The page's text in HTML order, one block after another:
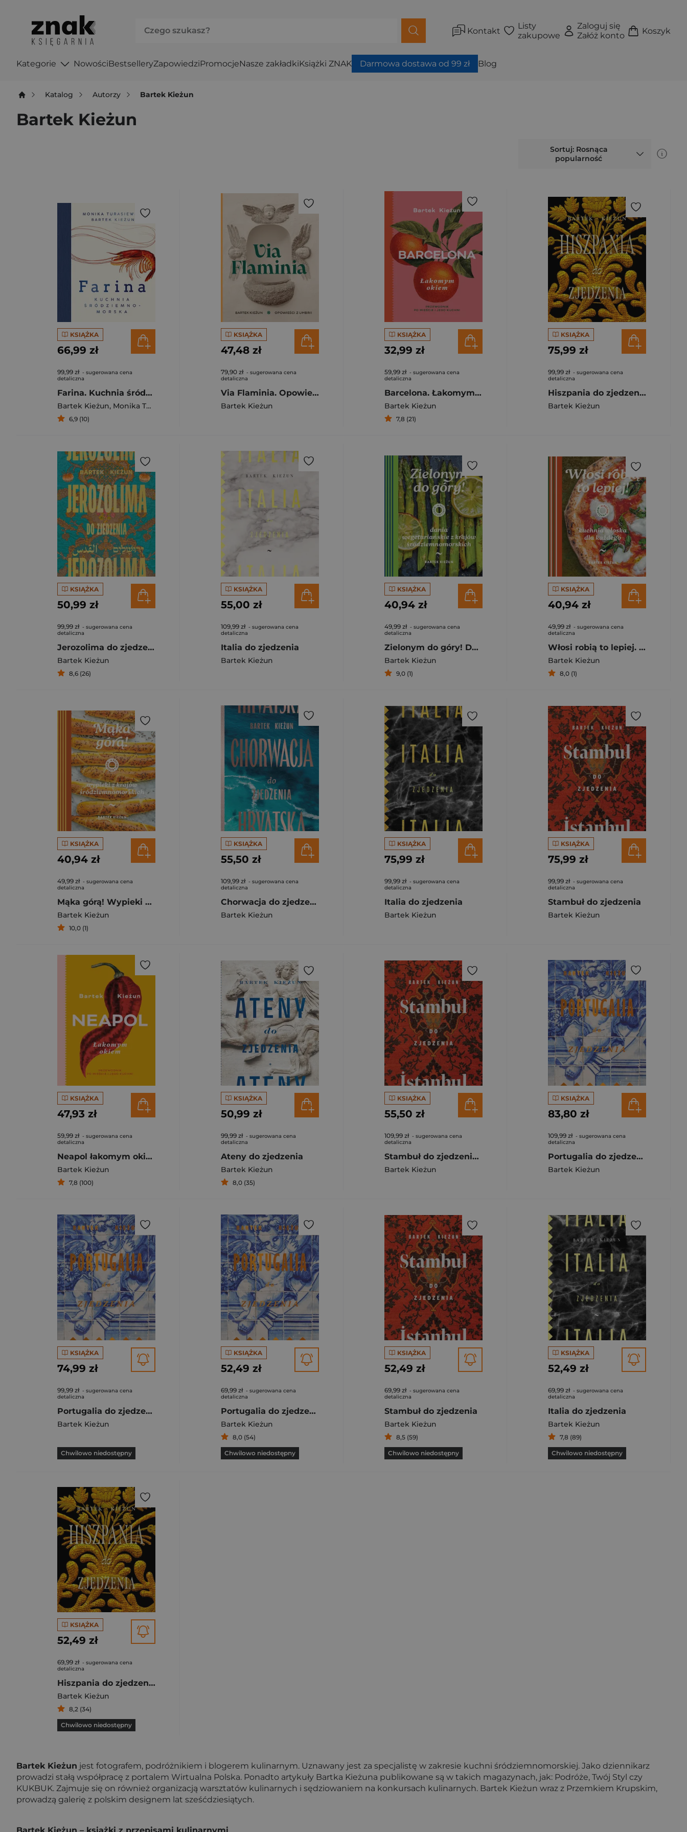
Kontakt
Listy
zakupowe
Zaloguj się
Załóż konto
Koszyk
Kategorie NowościBestselleryZapowiedziPromocjeNasze zakładkiKsiążki ZNAK Darmowa dostawa od 99 zł Blog
Katalog Autorzy Bartek Kieżun
Bartek Kieżun
Sortuj: Rosnąca
popularność
KSIĄŻKA
66,99 zł
99,99 zł - sugerowana cena
detaliczna
Farina. Kuchnia śródziemnomorska
Bartek Kieżun, Monika Turasiewicz Kieżun Bartłomiej
6,9 (10)
KSIĄŻKA
47,48 zł
79,90 zł - sugerowana cena
detaliczna
Via Flaminia. Opowieści z Umbrii
Bartek Kieżun
KSIĄŻKA
32,99 zł
59,99 zł - sugerowana cena
detaliczna
Barcelona. Łakomym okiem. Przewodnik po mieście i jego kuchni
Bartek Kieżun
7,8 (21)
KSIĄŻKA
75,99 zł
99,99 zł - sugerowana cena
detaliczna
Hiszpania do zjedzenia
Bartek Kieżun
KSIĄŻKA
50,99 zł
99,99 zł - sugerowana cena
detaliczna
Jerozolima do zjedzenia
Bartek Kieżun
8,6 (26)
KSIĄŻKA
55,00 zł
109,99 zł - sugerowana cena
detaliczna
Italia do zjedzenia
Bartek Kieżun
KSIĄŻKA
40,94 zł
49,99 zł - sugerowana cena
detaliczna
Zielonym do góry! Dania wegetariańskie z krajów śródziemnomorskich. W kuchni z Kieżunem
Bartek Kieżun
9,0 (1)
KSIĄŻKA
40,94 zł
49,99 zł - sugerowana cena
detaliczna
Włosi robią to lepiej. Kuchnia włoska dla każdego. W kuchni z Kieżunem
Bartek Kieżun
8,0 (1)
KSIĄŻKA
40,94 zł
49,99 zł - sugerowana cena
detaliczna
Mąka górą! Wypieki z krajów śródziemnomorskich. W kuchni z Kieżunem
Bartek Kieżun
10,0 (1)
KSIĄŻKA
55,50 zł
109,99 zł - sugerowana cena
detaliczna
Chorwacja do zjedzenia wyd. 2024
Bartek Kieżun
KSIĄŻKA
75,99 zł
99,99 zł - sugerowana cena
detaliczna
Italia do zjedzenia
Bartek Kieżun
KSIĄŻKA
75,99 zł
99,99 zł - sugerowana cena
detaliczna
Stambuł do zjedzenia
Bartek Kieżun
KSIĄŻKA
47,93 zł
59,99 zł - sugerowana cena
detaliczna
Neapol łakomym okiem. Przewodnik po mieście i jego kuchni
Bartek Kieżun
7,8 (100)
KSIĄŻKA
50,99 zł
99,99 zł - sugerowana cena
detaliczna
Ateny do zjedzenia
Bartek Kieżun
8,0 (35)
KSIĄŻKA
55,50 zł
109,99 zł - sugerowana cena
detaliczna
Stambuł do zjedzenia wyd. 2025
Bartek Kieżun
KSIĄŻKA
83,80 zł
109,99 zł - sugerowana cena
detaliczna
Portugalia do zjedzenia wyd.3
Bartek Kieżun
KSIĄŻKA
74,99 zł
99,99 zł - sugerowana cena
detaliczna
Portugalia do zjedzenia
Bartek Kieżun
Chwilowo niedostępny
KSIĄŻKA
52,49 zł
69,99 zł - sugerowana cena
detaliczna
Portugalia do zjedzenia
Bartek Kieżun
8,0 (54)
Chwilowo niedostępny
KSIĄŻKA
52,49 zł
69,99 zł - sugerowana cena
detaliczna
Stambuł do zjedzenia
Bartek Kieżun
8,5 (59)
Chwilowo niedostępny
KSIĄŻKA
52,49 zł
69,99 zł - sugerowana cena
detaliczna
Italia do zjedzenia
Bartek Kieżun
7,8 (89)
Chwilowo niedostępny
KSIĄŻKA
52,49 zł
69,99 zł - sugerowana cena
detaliczna
Hiszpania do zjedzenia
Bartek Kieżun
8,2 (34)
Chwilowo niedostępny
Bartek Kieżun jest fotografem, podróżnikiem i blogerem kulinarnym. Uznawany jest za specjalistę w zakresie kuchni śródziemnomorskiej. Jako dziennikarz
prowadzi stałą współpracę z portalem Wirtualna Polska. Ponadto artykuły Bartka Kieżuna publikowane są w takich magazynach, jak: Podróże, Twój Styl czy
KUKBUK. Zajmuje się on również organizacją warsztatów kulinarnych i sędziowaniem na konkursach kulinarnych. Bartek Kieżun wraz z Przemkiem Krupskim,
prowadzą galerię z polskim designem lat sześćdziesiątych.